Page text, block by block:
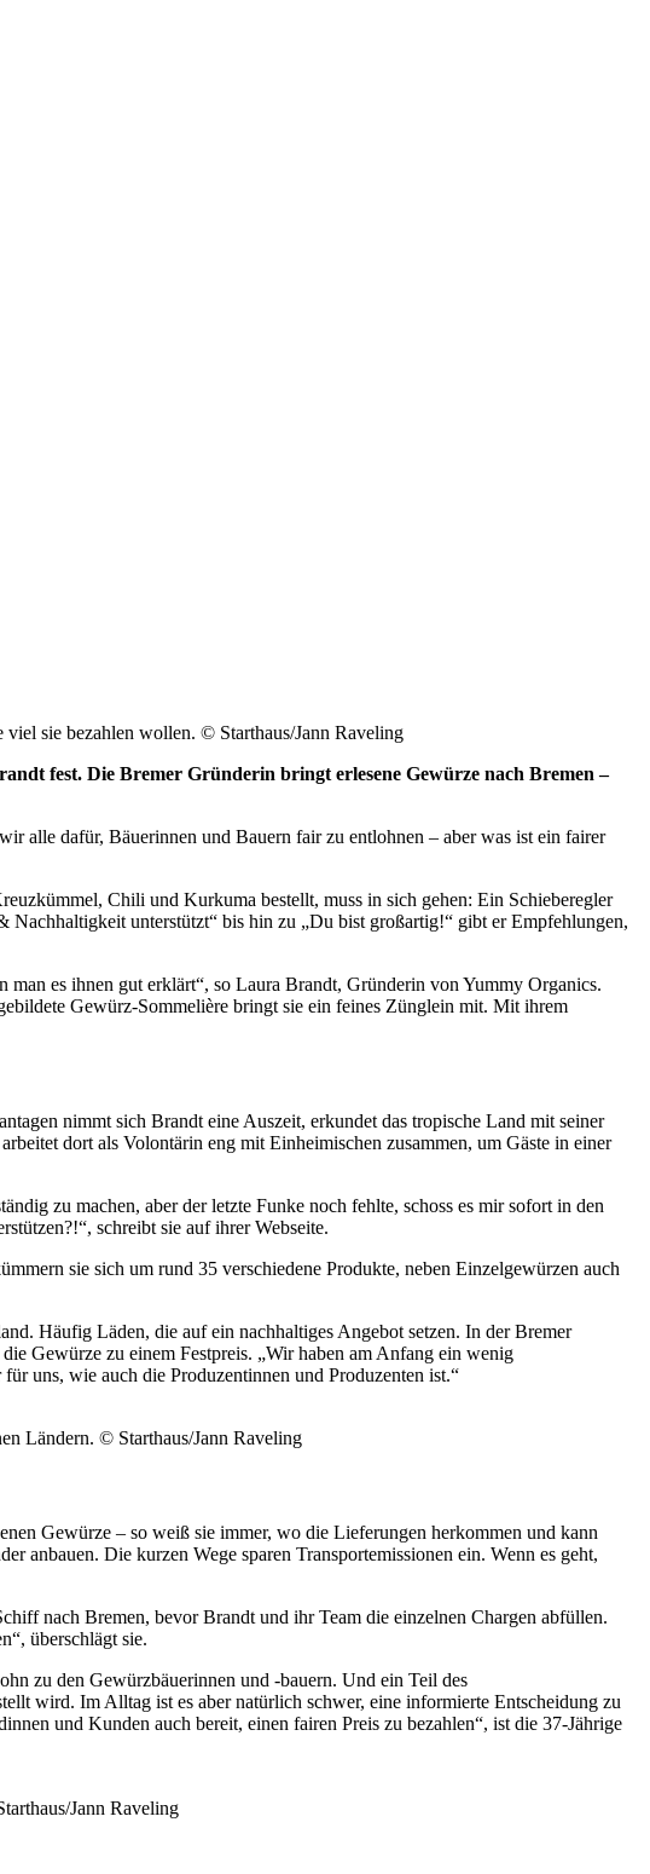
viel sie bezahlen wollen. © Starthaus/Jann Raveling
fest. Die Bremer Gründerin bringt erlesene Gewürze nach Bremen –
alle dafür, Bäuerinnen und Bauern fair zu entlohnen – aber was ist ein fairer
Chili und Kurkuma bestellt, muss in sich gehen: Ein Schieberegler
Nachhaltigkeit unterstützt“ bis hin zu „Du bist großartig!“ gibt er Empfehlungen,
man es ihnen gut erklärt“, so Laura Brandt, Gründerin von Yummy Organics.
Gewürz-Sommelière bringt sie ein feines Zünglein mit. Mit ihrem
nimmt sich Brandt eine Auszeit, erkundet das tropische Land mit seiner
dort als Volontärin eng mit Einheimischen zusammen, um Gäste in einer
zu machen, aber der letzte Funke noch fehlte, schoss es mir sofort in den
schreibt sie auf ihrer Webseite.
sie sich um rund 35 verschiedene Produkte, neben Einzelgewürzen auch
Häufig Läden, die auf ein nachhaltiges Angebot setzen. In der Bremer
Gewürze zu einem Festpreis. „Wir haben am Anfang ein wenig
uns, wie auch die Produzentinnen und Produzenten ist.“
Ländern. © Starthaus/Jann Raveling
Gewürze – so weiß sie immer, wo die Lieferungen herkommen und kann
anbauen. Die kurzen Wege sparen Transportemissionen ein. Wenn es geht,
nach Bremen, bevor Brandt und ihr Team die einzelnen Chargen abfüllen.
überschlägt sie.
zu den Gewürzbäuerinnen und -bauern. Und ein Teil des
wird. Im Alltag ist es aber natürlich schwer, eine informierte Entscheidung zu
und Kunden auch bereit, einen fairen Preis zu bezahlen“, ist die 37-Jährige
Jann Raveling